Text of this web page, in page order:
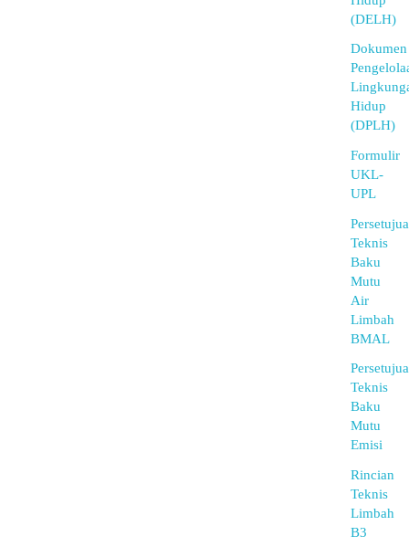
(DELH)
Dokumen
Hidup
(DPLH)
Formulir
UKL-
UPL
Teknis
Baku
Mutu
Air
Limbah
BMAL
Teknis
Baku
Mutu
Emisi
Rincian
Teknis
Limbah
B3